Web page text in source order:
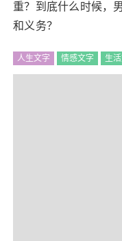
重？到底什么时候，
和义务？
人生文字 情感文字 生